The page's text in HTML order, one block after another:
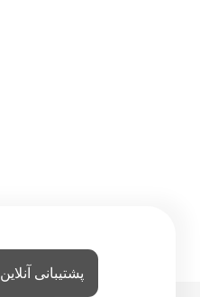
پشتیبانی آنلاین